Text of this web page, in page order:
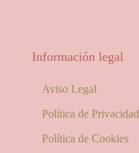
Información legal
Aviso Legal
Política de Privacidad
Política de Cookies